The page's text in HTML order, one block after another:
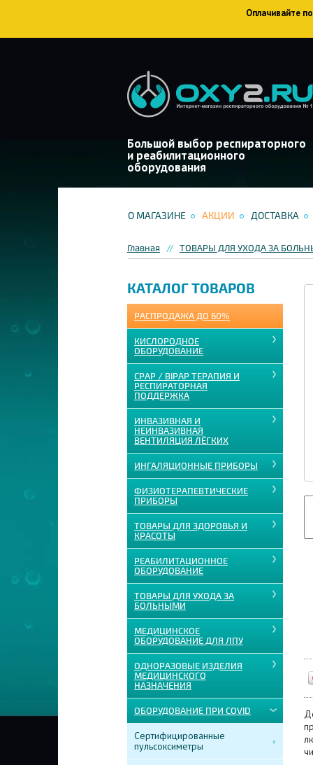
Оплачивайте
Большой выбор респираторного
и реабилитационного
оборудования
О МАГАЗИНЕ АКЦИИ ДОСТАВКА
Главная ТОВАРЫ ДЛЯ УХОДА ЗА
КАТАЛОГ ТОВАРОВ
РАСПРОДАЖА ДО 60%
КИСЛОРОДНОЕ
ОБОРУДОВАНИЕ
CPAP / BIPAP ТЕРАПИЯ И
РЕСПИРАТОРНАЯ
ПОДДЕРЖКА
ИНВАЗИВНАЯ И
НЕИНВАЗИВНАЯ
ВЕНТИЛЯЦИЯ ЛЁГКИХ
ИНГАЛЯЦИОННЫЕ ПРИБОРЫ
ФИЗИОТЕРАПЕВТИЧЕСКИЕ
ПРИБОРЫ
ТОВАРЫ ДЛЯ ЗДОРОВЬЯ И
КРАСОТЫ
РЕАБИЛИТАЦИОННОЕ
ОБОРУДОВАНИЕ
ТОВАРЫ ДЛЯ УХОДА ЗА
БОЛЬНЫМИ
МЕДИЦИНСКОЕ
ОБОРУДОВАНИЕ ДЛЯ ЛПУ
ОДНОРАЗОВЫЕ ИЗДЕЛИЯ
МЕДИЦИНСКОГО
НАЗНАЧЕНИЯ
ОБОРУДОВАНИЕ ПРИ COVID
Сертифицированные
пульсоксиметры